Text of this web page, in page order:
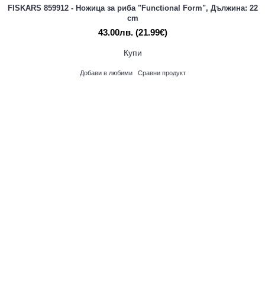
FISKARS 859912 - Ножица за риба "Functional Form", Дължина: 22
cm
43.00лв. (21.99€)
Купи
Добави в любими Сравни продукт